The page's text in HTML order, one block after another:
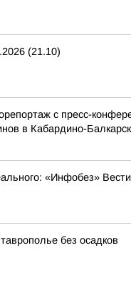
(21.10)
с пресс-
в Кабардино-
«Инфобез»
без осадков